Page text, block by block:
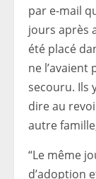
par e-mail
jours après
été placé
ne
secouru. Ils
dire au
autre
“Le même
d’adoption